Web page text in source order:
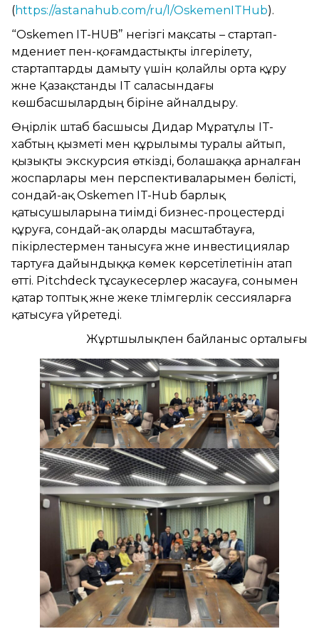
(https://astanahub.com/ru/l/OskemenITHub).
“Oskemen IT-HUB” негізгі мақсаты – стартап-
мәдениет пен-қоғамдастықты ілгерілету,
стартаптарды дамыту үшін қолайлы орта құру
және Қазақстанды IT саласындағы
көшбасшылардың біріне айналдыру.
Өңірлік штаб басшысы Дидар Мұратұлы IT-
хабтың қызметі мен құрылымы туралы айтып,
қызықты экскурсия өткізді, болашаққа арналған
жоспарлары мен перспективаларымен бөлісті,
сондай-ақ Oskemen IT-Hub барлық
қатысушыларына тиімді бизнес-процестерді
құруға, сондай-ақ оларды масштабтауға,
пікірлестермен танысуға және инвестициялар
тартуға дайындыққа көмек көрсетілетінін атап
өтті. Pitchdeck тұсаукесерлер жасауға, сонымен
қатар топтық және жеке тәлімгерлік сессияларға
қатысуға үйретеді.
Жұртшылықпен байланыс орталығы